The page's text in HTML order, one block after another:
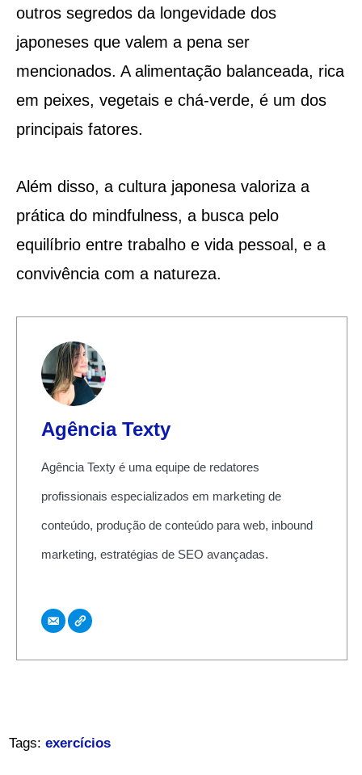
outros segredos da longevidade dos
japoneses que valem a pena ser
mencionados. A alimentação balanceada, rica
em peixes, vegetais e chá-verde, é um dos
principais fatores.
Além disso, a cultura japonesa valoriza a
prática do mindfulness, a busca pelo
equilíbrio entre trabalho e vida pessoal, e a
convivência com a natureza.
Agência Texty
Agência Texty é uma equipe de redatores
profissionais especializados em marketing de
conteúdo, produção de conteúdo para web, inbound
marketing, estratégias de SEO avançadas.
Tags: exercícios